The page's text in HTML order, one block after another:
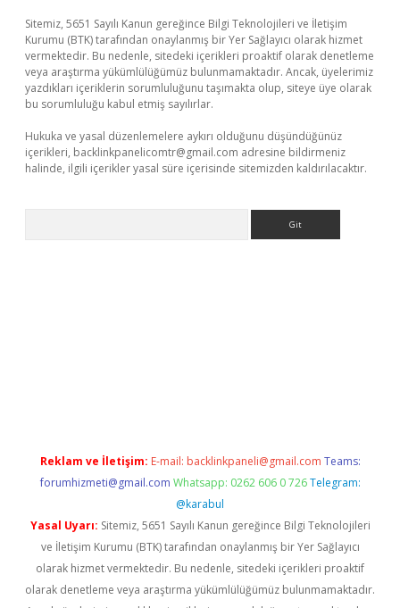
Sitemiz, 5651 Sayılı Kanun gereğince Bilgi Teknolojileri ve İletişim
Kurumu (BTK) tarafından onaylanmış bir Yer Sağlayıcı olarak hizmet
vermektedir. Bu nedenle, sitedeki içerikleri proaktif olarak denetleme
veya araştırma yükümlülüğümüz bulunmamaktadır. Ancak, üyelerimiz
yazdıkları içeriklerin sorumluluğunu taşımakta olup, siteye üye olarak
bu sorumluluğu kabul etmiş sayılırlar.
Hukuka ve yasal düzenlemelere aykırı olduğunu düşündüğünüz
içerikleri, backlinkpanelicomtr@gmail.com adresine bildirmeniz
halinde, ilgili içerikler yasal süre içerisinde sitemizden kaldırılacaktır.
Reklam ve İletişim: E-mail: backlinkpaneli@gmail.com Teams:
forumhizmeti@gmail.com Whatsapp: 0262 606 0 726 Telegram:
@karabul
Yasal Uyarı: Sitemiz, 5651 Sayılı Kanun gereğince Bilgi Teknolojileri
ve İletişim Kurumu (BTK) tarafından onaylanmış bir Yer Sağlayıcı
olarak hizmet vermektedir. Bu nedenle, sitedeki içerikleri proaktif
olarak denetleme veya araştırma yükümlülüğümüz bulunmamaktadır.